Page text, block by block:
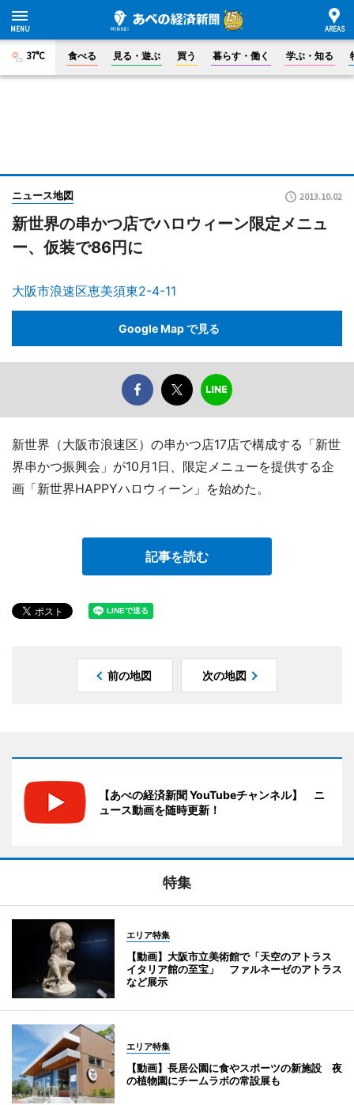
37°C 食べる 見る・遊ぶ 買う 暮らす・働く 学ぶ・知る
ニュース地図 2013.10.02
新世界の串かつ店でハロウィーン限定メニュ
ー、仮装で86円に
大阪市浪速区恵美須東2-4-11
Google Map で見る
新世界（大阪市浪速区）の串かつ店17店で構成する「新世
界串かつ振興会」が10月1日、限定メニューを提供する企
画「新世界HAPPYハロウィーン」を始めた。
記事を読む
前の地図 次の地図
【あべの経済新聞 YouTubeチャンネル】 ニ
ュース動画を随時更新！
特集
エリア特集
【動画】大阪市立美術館で「天空のアトラス
イタリア館の至宝」 ファルネーゼのアトラス
など展示
エリア特集
【動画】長居公園に食やスポーツの新施設 夜
の植物園にチームラボの常設展も